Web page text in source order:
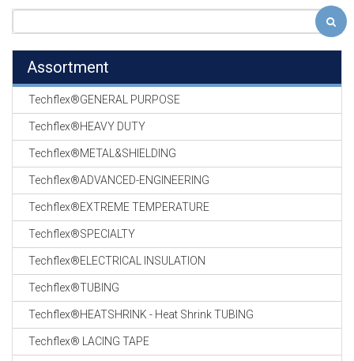
Assortment
Techflex®GENERAL PURPOSE
Techflex®HEAVY DUTY
Techflex®METAL&SHIELDING
Techflex®ADVANCED-ENGINEERING
Techflex®EXTREME TEMPERATURE
Techflex®SPECIALTY
Techflex®ELECTRICAL INSULATION
Techflex®TUBING
Techflex®HEATSHRINK - Heat Shrink TUBING
Techflex® LACING TAPE